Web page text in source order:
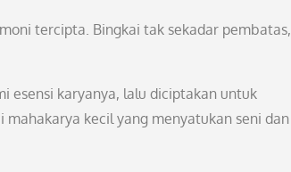
tercipta. Bingkai tak sekadar pembatas,
esensi karyanya, lalu diciptakan untuk
kecil yang menyatukan seni dan